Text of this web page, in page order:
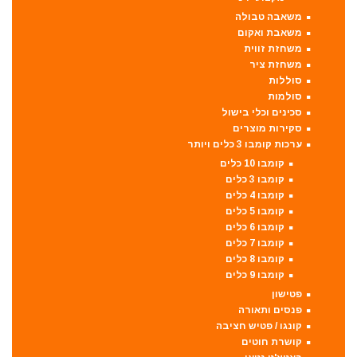
משאבה טבולה
משאבת ואקום
משחזת זווית
משחזת ציר
סוללות
סולמות
סכינים וכלי בישול
סקירות מוצרים
ערכות קומבו 3 כלים ויותר
קומבו 10 כלים
קומבו 3 כלים
קומבו 4 כלים
קומבו 5 כלים
קומבו 6 כלים
קומבו 7 כלים
קומבו 8 כלים
קומבו 9 כלים
פטישון
פנסים ותאורה
קונגו / פטיש חציבה
קושרת חוטים